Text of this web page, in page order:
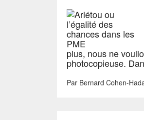
plus, nous ne
photocopieuse.
Par Bernard Cohen-